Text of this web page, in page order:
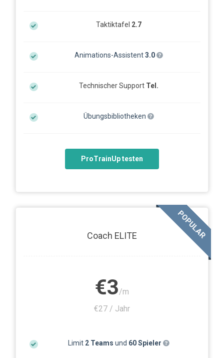
Taktiktafel 2.7
Animations-Assistent3.0
Technischer Support Tel.
Übungsbibliotheken
ProTrainUp testen
Coach ELITE
€3/m
€27 / Jahr
Limit 2 Teams und 60 Spieler
POPULAR